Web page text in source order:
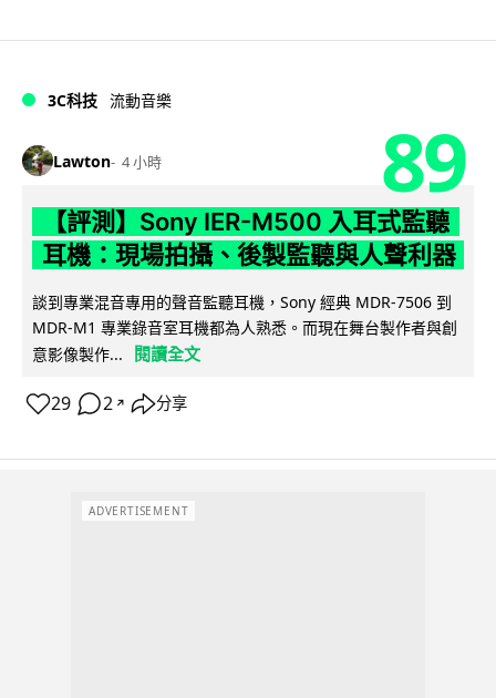
3C科技 流動音樂
Lawton 4 小時 89
【評測】Sony IER-M500 入耳式監聽
耳機：現場拍攝、後製監聽與人聲利器
談到專業混音專用的聲音監聽耳機，Sony 經典 MDR-7506 到
MDR-M1 專業錄音室耳機都為人熟悉。而現在舞台製作者與創
意影像製作...
閱讀全文
29 2 ↗ 分享
ADVERTISEMENT